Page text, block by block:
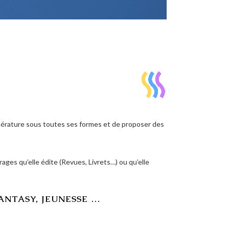
sous toutes ses formes et de proposer des
qu’elle édite (Revues, Livrets…) ou qu’elle
JEUNESSE …